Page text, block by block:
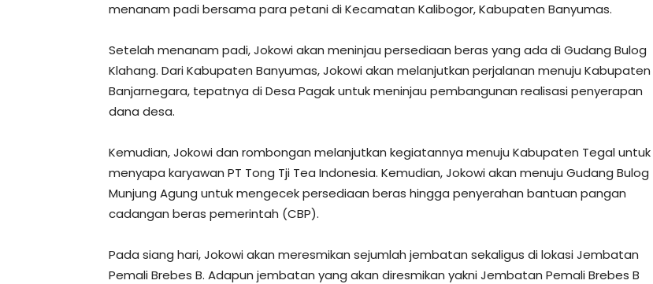
menanam padi bersama para petani di Kecamatan Kalibogor, Kabupaten Banyumas.
Setelah menanam padi, Jokowi akan meninjau persediaan beras yang ada di Gudang Bulog
Klahang. Dari Kabupaten Banyumas, Jokowi akan melanjutkan perjalanan menuju Kabupaten
Banjarnegara, tepatnya di Desa Pagak untuk meninjau pembangunan realisasi penyerapan
dana desa.
Kemudian, Jokowi dan rombongan melanjutkan kegiatannya menuju Kabupaten Tegal untuk
menyapa karyawan PT Tong Tji Tea Indonesia. Kemudian, Jokowi akan menuju Gudang Bulog
Munjung Agung untuk mengecek persediaan beras hingga penyerahan bantuan pangan
cadangan beras pemerintah (CBP).
Pada siang hari, Jokowi akan meresmikan sejumlah jembatan sekaligus di lokasi Jembatan
Pemali Brebes B. Adapun jembatan yang akan diresmikan yakni Jembatan Pemali Brebes B